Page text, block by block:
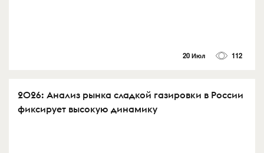
20 Июл 112
2026: Анализ рынка сладкой газировки в России
фиксирует высокую динамику